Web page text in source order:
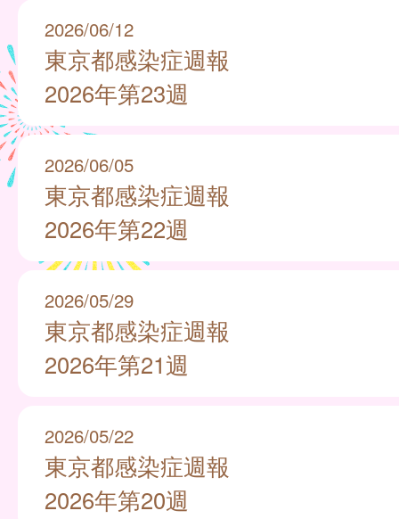
2026/06/12
東京都感染症週報
2026年第23週
2026/06/05
東京都感染症週報
2026年第22週
2026/05/29
東京都感染症週報
2026年第21週
2026/05/22
東京都感染症週報
2026年第20週